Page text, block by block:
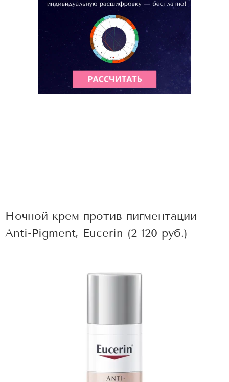
Ночной крем против пигментации
Anti-Pigment, Eucerin (2 120 руб.)